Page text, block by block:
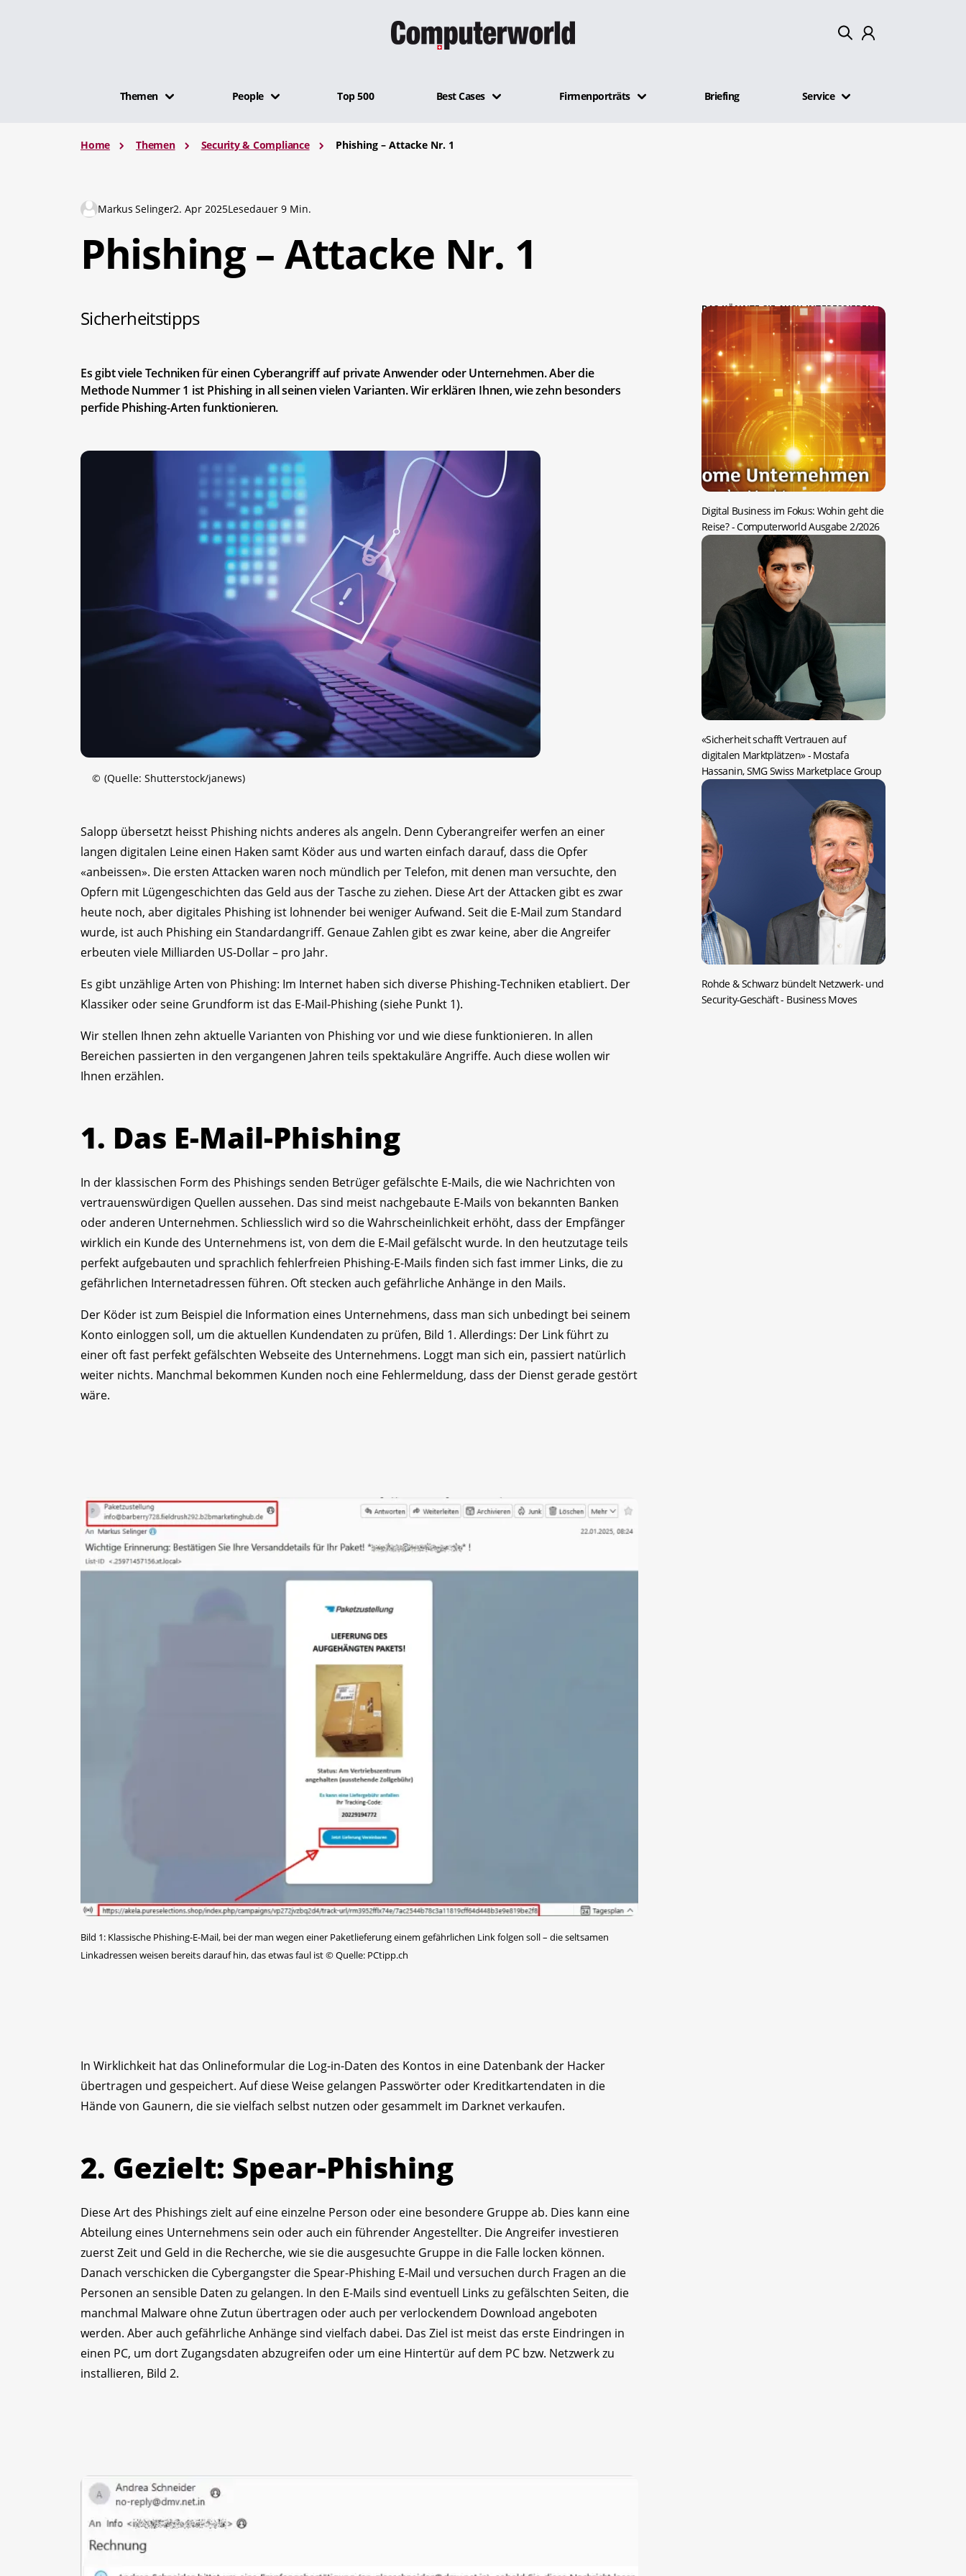
Themen People Top 500 Best Cases Firmenporträts Briefing Service
Home Themen Security & Compliance Phishing – Attacke Nr. 1
Markus Selinger2. Apr 2025Lesedauer 9 Min.
Phishing – Attacke Nr. 1
Sicherheitstipps
Es gibt viele Techniken für einen Cyberangriff auf private Anwender oder Unternehmen. Aber die
Methode Nummer 1 ist Phishing in all seinen vielen Varianten. Wir erklären Ihnen, wie zehn besonders
perfide Phishing-Arten funktionieren.
© (Quelle: Shutterstock/janews)
Salopp übersetzt heisst Phishing nichts anderes als angeln. Denn Cyberangreifer werfen an einer
langen digitalen Leine einen Haken samt Köder aus und warten einfach darauf, dass die Opfer
«anbeissen». Die ersten Attacken waren noch mündlich per Telefon, mit denen man versuchte, den
Opfern mit Lügengeschichten das Geld aus der Tasche zu ziehen. Diese Art der Attacken gibt es zwar
heute noch, aber digitales Phishing ist lohnender bei weniger Aufwand. Seit die E-Mail zum Standard
wurde, ist auch Phishing ein Standardangriff. Genaue Zahlen gibt es zwar keine, aber die Angreifer
erbeuten viele Milliarden US-Dollar – pro Jahr.
Es gibt unzählige Arten von Phishing: Im Internet haben sich diverse Phishing-Techniken etabliert. Der
Klassiker oder seine Grundform ist das E-Mail-Phishing (siehe Punkt 1).
Wir stellen Ihnen zehn aktuelle Varianten von Phishing vor und wie diese funktionieren. In allen
Bereichen passierten in den vergangenen Jahren teils spektakuläre Angriffe. Auch diese wollen wir
Ihnen erzählen.
1. Das E-Mail-Phishing
In der klassischen Form des Phishings senden Betrüger gefälschte E-Mails, die wie Nachrichten von
vertrauenswürdigen Quellen aussehen. Das sind meist nachgebaute E-Mails von bekannten Banken
oder anderen Unternehmen. Schliesslich wird so die Wahrscheinlichkeit erhöht, dass der Empfänger
wirklich ein Kunde des Unternehmens ist, von dem die E-Mail gefälscht wurde. In den heutzutage teils
perfekt aufgebauten und sprachlich fehlerfreien Phishing-E-Mails finden sich fast immer Links, die zu
gefährlichen Internetadressen führen. Oft stecken auch gefährliche Anhänge in den Mails.
Der Köder ist zum Beispiel die Information eines Unternehmens, dass man sich unbedingt bei seinem
Konto einloggen soll, um die aktuellen Kundendaten zu prüfen, Bild 1. Allerdings: Der Link führt zu
einer oft fast perfekt gefälschten Webseite des Unternehmens. Loggt man sich ein, passiert natürlich
weiter nichts. Manchmal bekommen Kunden noch eine Fehlermeldung, dass der Dienst gerade gestört
wäre.
Bild 1: Klassische Phishing-E-Mail, bei der man wegen einer Paketlieferung einem gefährlichen Link folgen soll – die seltsamen
Linkadressen weisen bereits darauf hin, das etwas faul ist©Quelle: PCtipp.ch
In Wirklichkeit hat das Onlineformular die Log-in-Daten des Kontos in eine Datenbank der Hacker
übertragen und gespeichert. Auf diese Weise gelangen Passwörter oder Kreditkartendaten in die
Hände von Gaunern, die sie vielfach selbst nutzen oder gesammelt im Darknet verkaufen.
2. Gezielt: Spear-Phishing
Diese Art des Phishings zielt auf eine einzelne Person oder eine besondere Gruppe ab. Dies kann eine
Abteilung eines Unternehmens sein oder auch ein führender Angestellter. Die Angreifer investieren
zuerst Zeit und Geld in die Recherche, wie sie die ausgesuchte Gruppe in die Falle locken können.
Danach verschicken die Cybergangster die Spear-Phishing E-Mail und versuchen durch Fragen an die
Personen an sensible Daten zu gelangen. In den E-Mails sind eventuell Links zu gefälschten Seiten, die
manchmal Malware ohne Zutun übertragen oder auch per verlockendem Download angeboten
werden. Aber auch gefährliche Anhänge sind vielfach dabei. Das Ziel ist meist das erste Eindringen in
einen PC, um dort Zugangsdaten abzugreifen oder um eine Hintertür auf dem PC bzw. Netzwerk zu
installieren, Bild 2.
DAS KÖNNTE SIE AUCH INTERESSIEREN:
Digital Business im Fokus: Wohin geht die
Reise?- Computerworld Ausgabe 2/2026
«Sicherheit schafft Vertrauen auf
digitalen Marktplätzen»- Mostafa
Hassanin, SMG Swiss Marketplace Group
Rohde & Schwarz bündelt Netzwerk- und
Security-Geschäft- Business Moves